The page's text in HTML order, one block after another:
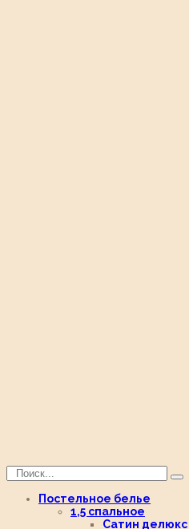
Постельное белье
1,5 спальное
Сатин делюкс